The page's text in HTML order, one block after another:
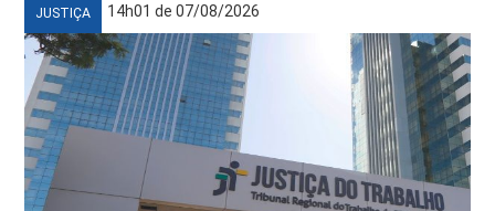
JUSTIÇA 14h01 de 07/08/2026